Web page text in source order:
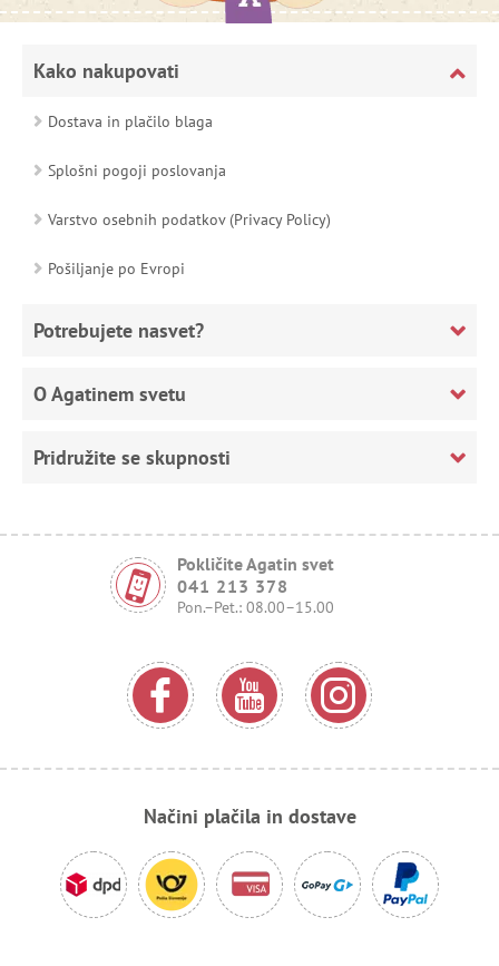
Kako nakupovati
Dostava in plačilo blaga
Splošni pogoji poslovanja
Varstvo osebnih podatkov (Privacy Policy)
Pošiljanje po Evropi
Potrebujete nasvet?
O Agatinem svetu
Pridružite se skupnosti
Pokličite Agatin svet
041 213 378
Pon.–Pet.: 08.00–15.00
Načini plačila in dostave